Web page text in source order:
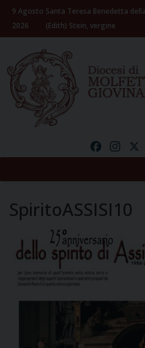
Skip
content
9 Agosto
2026
Santa Teresa Benedetta
(Edith) Stein, vergine
Facebook
SpiritoASSISI10